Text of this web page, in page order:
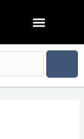
Menu